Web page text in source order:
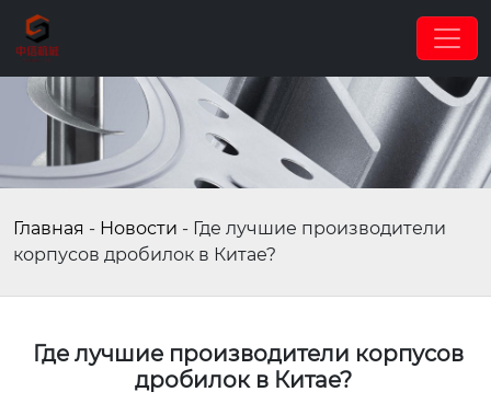
Главная - Новости - Где лучшие производители
корпусов дробилок в Китае?
Где лучшие производители корпусов
дробилок в Китае?